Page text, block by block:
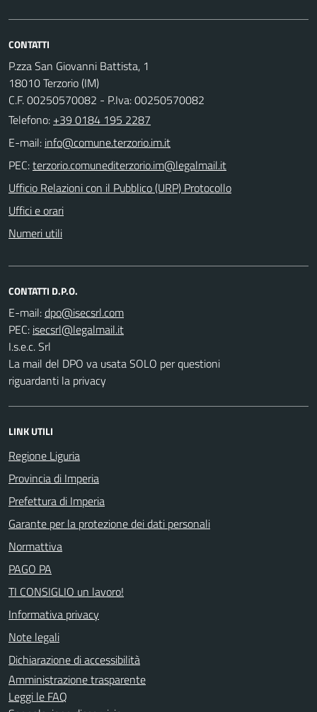
CONTATTI
P.zza San Giovanni Battista, 1
18010 Terzorio (IM)
C.F. 00250570082 - P.Iva: 00250570082
Telefono: +39 0184 195 2287
E-mail:
PEC:
Ufficio Relazioni con il Pubblico (URP) Protocollo
Uffici e orari
Numeri utili
CONTATTI D.P.O.
E-mail:
PEC:
I.s.e.c. Srl
La mail del DPO va usata SOLO per questioni
riguardanti la privacy
LINK UTILI
Regione Liguria
Provincia di Imperia
Prefettura di Imperia
Garante per la protezione dei dati personali
Normattiva
PAGO PA
TI CONSIGLIO un lavoro!
Informativa privacy
Note legali
Dichiarazione di accessibilità
Amministrazione trasparente
Leggi le FAQ